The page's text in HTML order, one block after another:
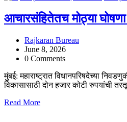
आचारसंहितेतच मोठ्या
Rajkaran Bureau
June 8, 2026
0 Comments
मुंबई: महाराष्ट्रात विधानपरिषदेच्या
विकासासाठी दोन हजार कोटी रुपयांची
Read More